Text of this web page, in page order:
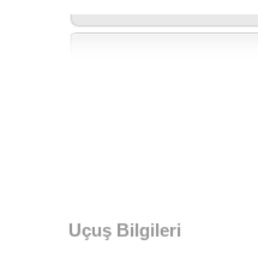
Uçuş Bilgileri